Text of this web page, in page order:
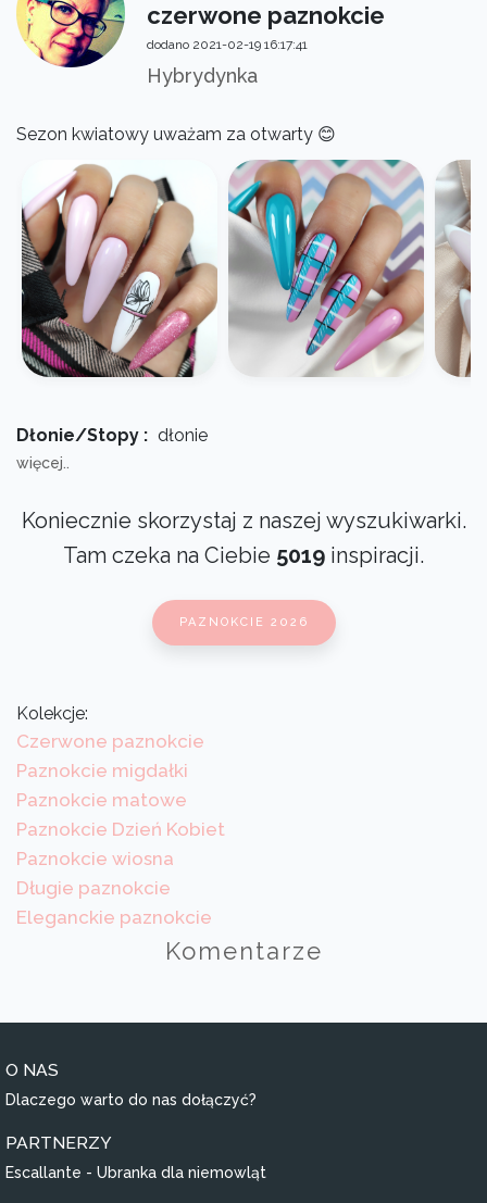
czerwone paznokcie
dodano 2021-02-19 16:17:41
Hybrydynka
Sezon kwiatowy uważam za otwarty 😊
Dłonie/Stopy : dłonie
więcej..
Koniecznie skorzystaj z naszej wyszukiwarki.
Tam czeka na Ciebie 5019 inspiracji.
PAZNOKCIE 2026
Kolekcje:
Czerwone paznokcie
Paznokcie migdałki
Paznokcie matowe
Paznokcie Dzień Kobiet
Paznokcie wiosna
Długie paznokcie
Eleganckie paznokcie
Komentarze
O NAS
Dlaczego warto do nas dołączyć?
PARTNERZY
Escallante - Ubranka dla niemowląt